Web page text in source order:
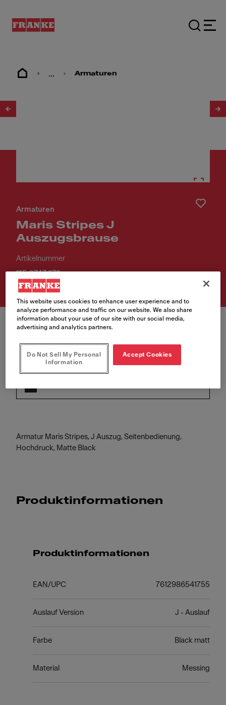
... Armaturen
Armaturen
Maris Stripes J
Auszugsbrause
Artikelnummer
115.0747.672
Armatur Maris Stripes, J Auszug, Seitenbedienung,
Hochdruck, Matte Black
Produktinformationen
Produktinformationen
EAN/UPC 7612986541755
Auslauf Version J - Auslauf
Farbe Black matt
Material Messing
This website uses cookies to enhance user experience and to
analyze performance and traffic on our website. We also share
information about your use of our site with our social media,
advertising and analytics partners.
Do Not Sell My Personal
Information
Accept Cookies